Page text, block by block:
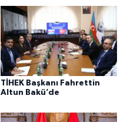
TİHEK Başkanı Fahrettin
Altun Bakü’de